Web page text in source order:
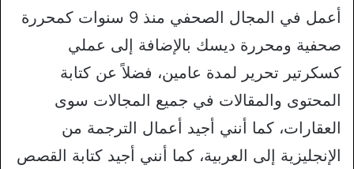
أعمل في المجال الصحفي منذ 9 سنوات كمحررة
صحفية ومحررة ديسك بالإضافة إلى عملي
كسكرتير تحرير لمدة عامين، فضلاً عن كتابة
المحتوى والمقالات في جميع المجالات سوى
العقارات، كما أنني أجيد أعمال الترجمة من
الإنجليزية إلى العربية، كما أنني أجيد كتابة القصص